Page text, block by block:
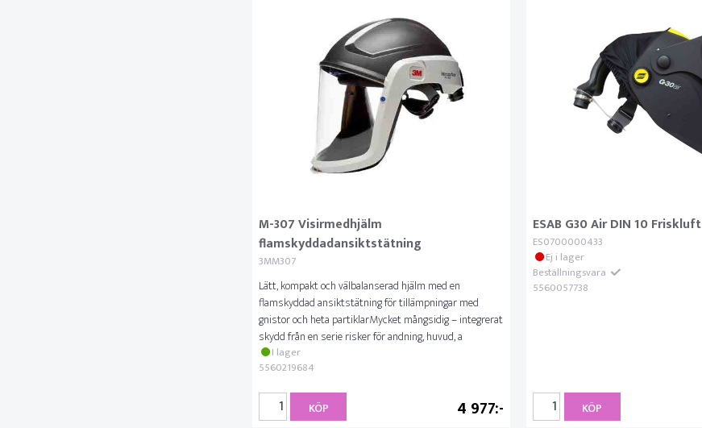
M-307 Visirmedhjälm
flamskyddadansiktstätning
3MM307
Lätt, kompakt och välbalanserad hjälm med en
flamskyddad ansiktstätning för tillämpningar med
gnistor och heta partiklarMycket mångsidig – integrerat
skydd från en serie risker för andning, huvud, a
I lager
5560219684
4 977
KÖP
ESAB G30 Air DIN 10 Friskluft
ES0700000433
Ej i lager
Beställningsvara
5560057738
KÖP